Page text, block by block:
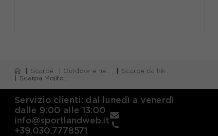
Scarpe Outdoor e neve
Scarpe da hiking
Scarpa Mojito Wrap Sea Blu - Scarpe Hiking Uomo
Servizio clienti: dal lunedì a venerdì
dalle 9:00 alle 13:00
info@sportlandweb.it
+39.030.7778571